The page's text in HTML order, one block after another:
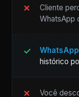
Cliente
WhatsApp
histórico
Você